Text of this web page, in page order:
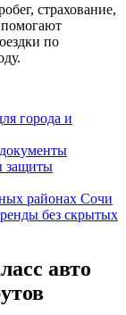
страхование,
по
города и
защиты
районах Сочи
без скрытых
авто